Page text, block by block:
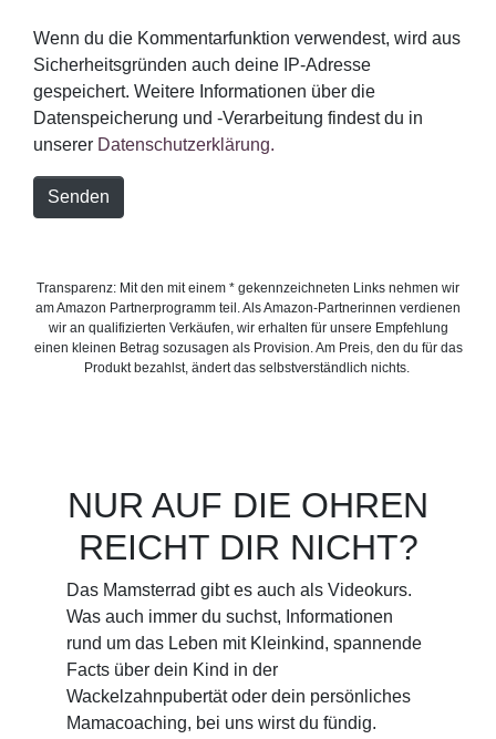
Wenn du die Kommentarfunktion verwendest, wird aus
Sicherheitsgründen auch deine IP-Adresse
gespeichert. Weitere Informationen über die
Datenspeicherung und -Verarbeitung findest du in
unserer Datenschutzerklärung.
Senden
Transparenz: Mit den mit einem * gekennzeichneten Links nehmen wir
am Amazon Partnerprogramm teil. Als Amazon-Partnerinnen verdienen
wir an qualifizierten Verkäufen, wir erhalten für unsere Empfehlung
einen kleinen Betrag sozusagen als Provision. Am Preis, den du für das
Produkt bezahlst, ändert das selbstverständlich nichts.
NUR AUF DIE OHREN
REICHT DIR NICHT?
Das Mamsterrad gibt es auch als Videokurs.
Was auch immer du suchst, Informationen
rund um das Leben mit Kleinkind, spannende
Facts über dein Kind in der
Wackelzahnpubertät oder dein persönliches
Mamacoaching, bei uns wirst du fündig.